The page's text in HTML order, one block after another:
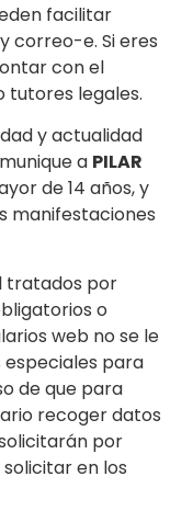
facilitar
correo-e. Si eres
con el
tutores legales.
y actualidad
a PILAR
de 14 años, y
manifestaciones
tratados por
o
web no se le
para
de que para
recoger datos
por
en los